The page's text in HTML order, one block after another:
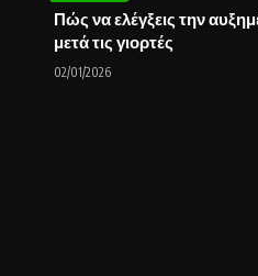
Πώς να ελέγξεις την
μετά τις γιορτές
02/01/2026